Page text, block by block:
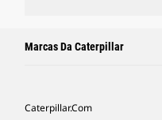
Marcas Da Caterpillar
Caterpillar.com